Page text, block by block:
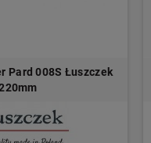
Pard 008S Łuszczek